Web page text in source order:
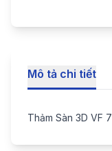
Mô tả chi tiết
Thảm Sàn 3D VF 7